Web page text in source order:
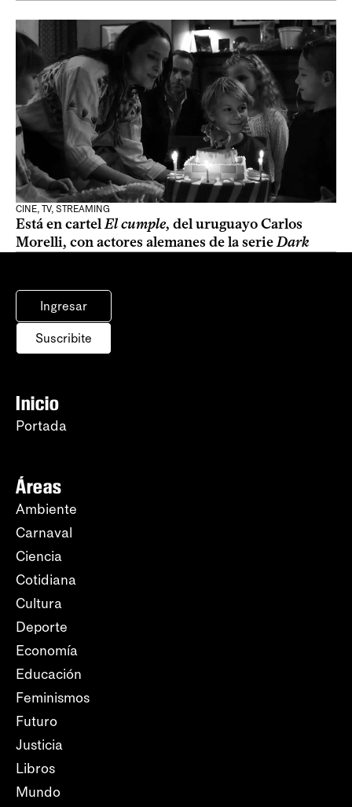
CINE, TV, STREAMING
Está en cartelEl cumple, del uruguayo Carlos
Morelli, con actores alemanes de la serieDark
Ingresar
Suscribite
Inicio
Portada
Áreas
Ambiente
Carnaval
Ciencia
Cotidiana
Cultura
Deporte
Economía
Educación
Feminismos
Futuro
Justicia
Libros
Mundo